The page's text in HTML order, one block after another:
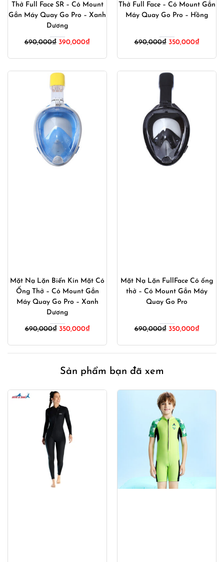
Thở Full Face SR – Có Mount
Gắn Máy Quay Go Pro – Xanh
Dương
690,000₫ Giá
690,000₫.
390,000₫Giá
là:
Thở Full Face – Có Mount Gắn
Máy Quay Go Pro – Hồng
690,000₫ Giá
690,000₫.
350,000₫Giá
là:
Mặt Nạ Lặn Biển Kín Mặt Có
Ống Thở – Có Mount Gắn
Máy Quay Go Pro – Xanh
Dương
690,000₫ 350,000₫
Mặt Nạ Lặn FullFace Có ống
thở – Có Mount Gắn Máy
Quay Go Pro
690,000₫ 350,000₫
Sản phẩm bạn đã xem